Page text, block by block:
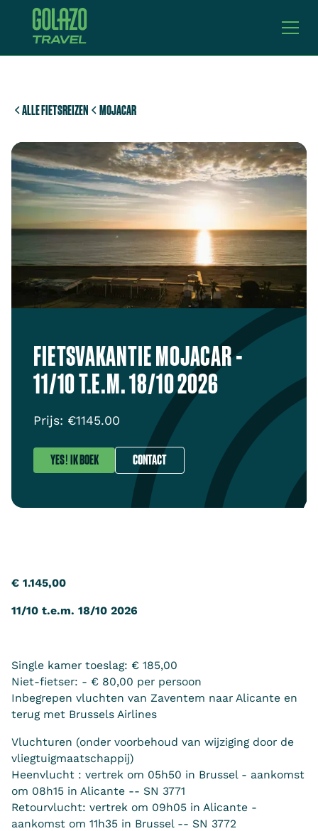
ALLE FIETSREIZEN MOJACAR
FIETSVAKANTIE MOJACAR -
11/10 T.E.M. 18/10 2026
Prijs: €1145.00
YES! IK BOEK CONTACT
€ 1.145,00
11/10 t.e.m. 18/10 2026
Single kamer toeslag: € 185,00
Niet-fietser: - € 80,00 per persoon
Inbegrepen vluchten van Zaventem naar Alicante en
terug met Brussels Airlines
Vluchturen (onder voorbehoud van wijziging door de
vliegtuigmaatschappij)
Heenvlucht : vertrek om 05h50 in Brussel - aankomst
om 08h15 in Alicante -- SN 3771
Retourvlucht: vertrek om 09h05 in Alicante -
aankomst om 11h35 in Brussel -- SN 3772